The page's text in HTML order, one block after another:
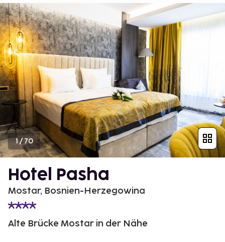
1/70
Hotel Pasha
Mostar, Bosnien-Herzegowina
Alte Brücke Mostar in der Nähe